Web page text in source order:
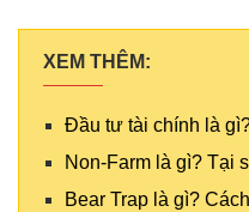
XEM THÊM:
Đầu tư tài chính là
Non-Farm là gì? Tại
Bear Trap là gì?